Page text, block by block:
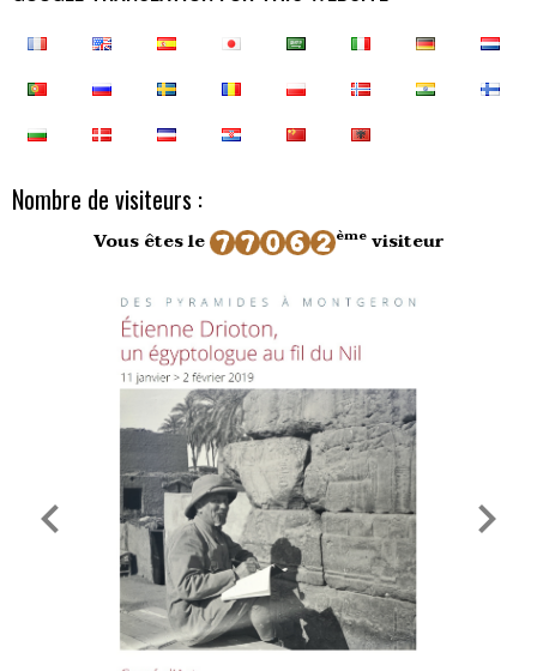
Nombre de visiteurs :
Vous êtes le èmevisiteur